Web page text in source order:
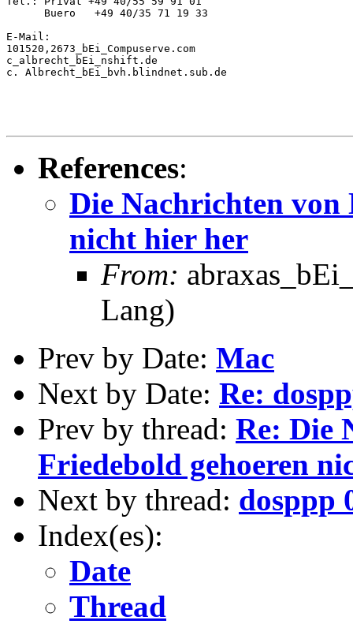
      Buero   +49 40/35 71 19 33
E-Mail:
101520,2673_bEi_Compuserve.com
c_albrecht_bEi_nshift.de
c. Albrecht_bEi_bvh.blindnet.sub.de
References:
Die Nachrichten von
nicht hier her
From:
Lang)
Prev by Date: Mac
Next by Date: Re:
Prev by thread: Re: Die
Friedebold gehoeren
Next by thread: dosppp
Index(es):
Date
Thread